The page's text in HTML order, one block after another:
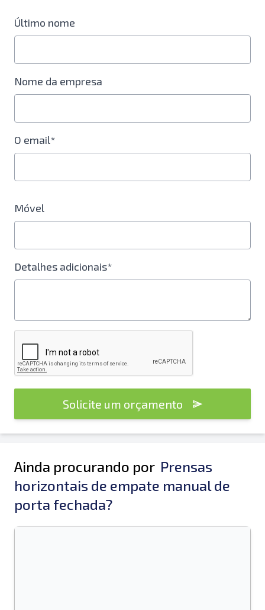
Último nome
Nome da empresa
O email*
Móvel
Detalhes adicionais*
Solicite um orçamento
Ainda procurando por Prensas
horizontais de empate manual de
porta fechada?